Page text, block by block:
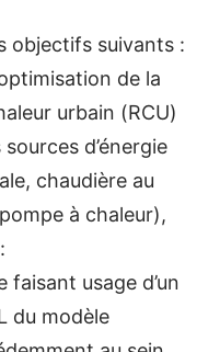
objectifs suivants :
de la
urbain (RCU)
d’énergie
chaudière au
à chaleur),
usage d’un
du modèle